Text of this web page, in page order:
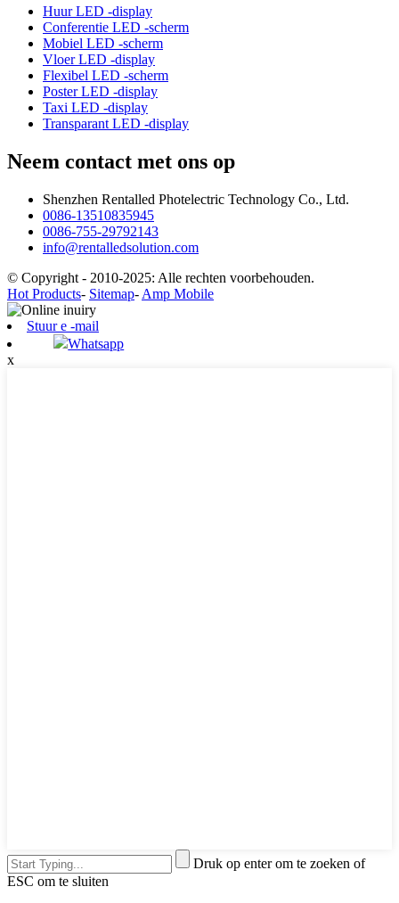
Huur LED -display
Conferentie LED -scherm
Mobiel LED -scherm
Vloer LED -display
Flexibel LED -scherm
Poster LED -display
Taxi LED -display
Transparant LED -display
Neem contact met ons op
Shenzhen Rentalled Photelectric Technology Co., Ltd.
0086-13510835945
0086-755-29792143
info@rentalledsolution.com
© Copyright - 2010-2025: Alle rechten voorbehouden.
Hot Products- Sitemap- Amp Mobile
Stuur e -mail
Whatsapp
x
Druk op enter om te zoeken of
ESC om te sluiten